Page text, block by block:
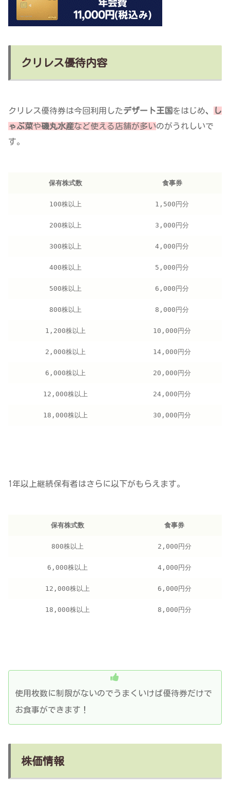
クリレス優待内容
クリレス優待券は今回利用したデザート王国をはじめ、
し
ゃぶ菜や磯丸水産など使える店舗が多いのがうれしいで
す。
保有株式数 食事券
100株以上 1,500円分
200株以上 3,000円分
300株以上 4,000円分
400株以上 5,000円分
500株以上 6,000円分
800株以上 8,000円分
1,200株以上 10,000円分
2,000株以上 14,000円分
6,000株以上 20,000円分
12,000株以上 24,000円分
18,000株以上 30,000円分
1年以上継続保有者はさらに以下がもらえます。
保有株式数 食事券
800株以上 2,000円分
6,000株以上 4,000円分
12,000株以上 6,000円分
18,000株以上 8,000円分
使用枚数に制限がないのでうまくいけば優待券だけで
お食事ができます！
株価情報